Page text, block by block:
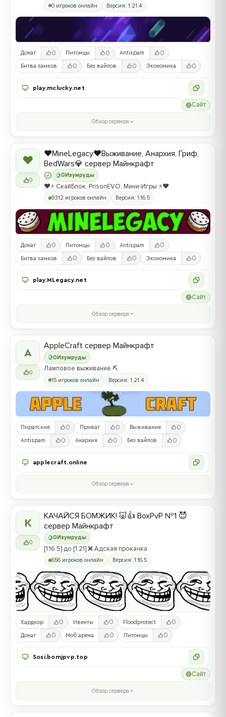
0 игроков онлайн Версия: 1.21.4
Донат 0 Питомцы 0 Antispam 0
Битва замков 0 Без вайпов 0 Экономика 0
play.mclucky.net
Сайт
Обзор сервера
❤
0
0 Изумруды
❤️MineLegacy❤️Выживание, Анархия, Гриф,
BedWars💎 сервер Майнкрафт
❤️⚡️ СкайБлок, PrisonEVO, Мини-Игры ⚡️❤️
9312 игроков онлайн Версия: 1.16.5
Донат 0 Питомцы 0 Antispam 0
Битва замков 0 Без вайпов 0 Экономика 0
play.MLegacy.net
Сайт
Обзор сервера
A
0
0Изумруды
AppleCraft сервер Майнкрафт
Ламповое выживание ⛏️
15 игроков онлайн Версия: 1.21.4
Пиратские 0 Приват 0 Выживание 0
Antispam 0 Анархия 0 Без вайпов 0
applecraft.online
Обзор сервера
К
0
0 Изумруды
КАЧАЙСЯ БОМЖИК! 🐷👍 BoxPvP №1 😈
сервер Майнкрафт
[1.16.5] до [1.21] ❌ Адская прокачка
656 игроков онлайн Версия: 1.16.5
Хардкор 0 Ивенты 0 Floodprotect 0
Донат 0 Моб арена 0 Питомцы 0
Sosi.bomjpvp.top
Сайт
Обзор сервера